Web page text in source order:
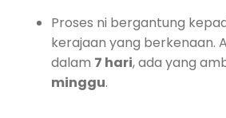
Proses ni bergantung
kerajaan yang berkenaan.
dalam 7 hari, ada yang
minggu.